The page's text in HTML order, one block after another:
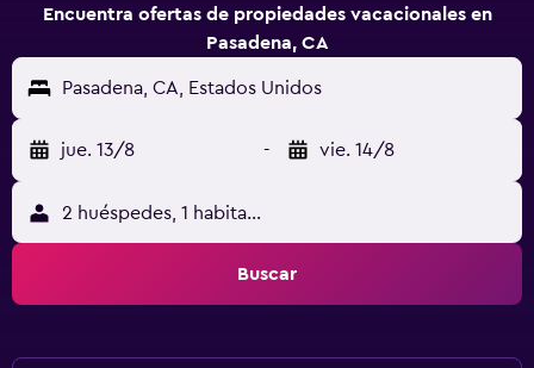
Encuentra ofertas de propiedades vacacionales en
Pasadena, CA
Pasadena, CA, Estados Unidos
jue. 13/8 - vie. 14/8
2 huéspedes, 1 habitación
Buscar